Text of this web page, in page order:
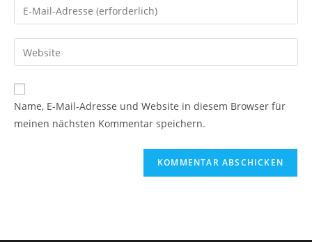
Name, E-Mail-Adresse und Website in diesem Browser für
meinen nächsten Kommentar speichern.